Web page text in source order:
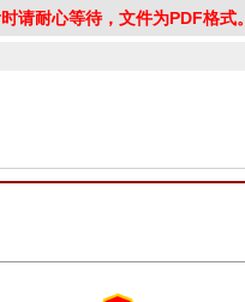
请耐心等待，文件为PDF格式。